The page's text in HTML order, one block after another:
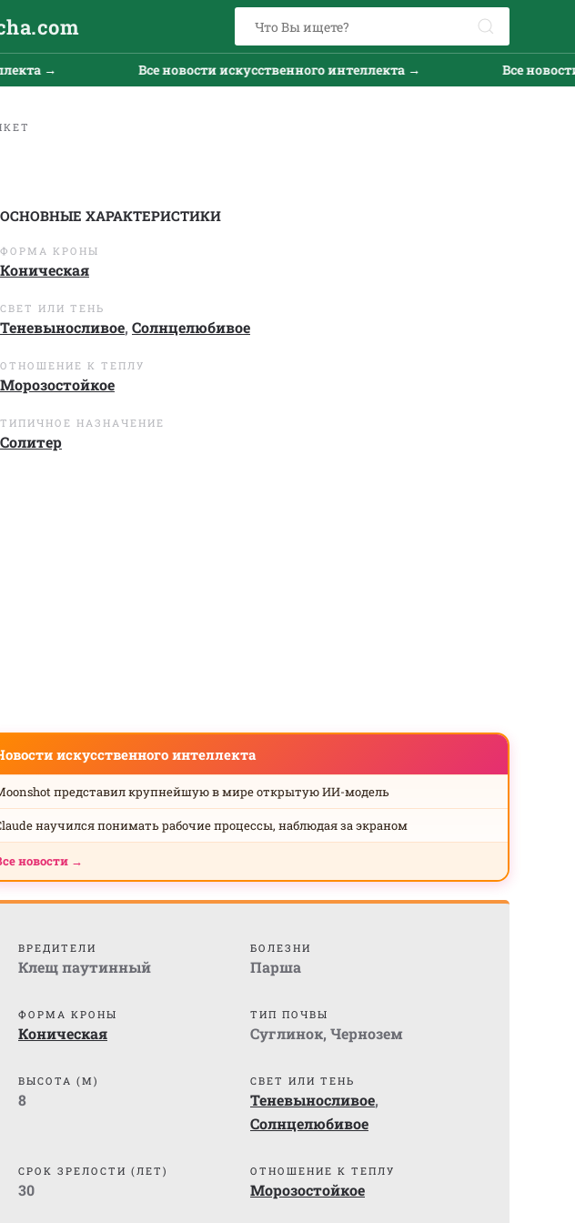
→ Все новости искусственного интеллекта → Все новости
ОСНОВНЫЕ ХАРАКТЕРИСТИКИ
ФОРМА КРОНЫ
Коническая
СВЕТ ИЛИ ТЕНЬ
Теневыносливое, Солнцелюбивое
ОТНОШЕНИЕ К ТЕПЛУ
Морозостойкое
ТИПИЧНОЕ НАЗНАЧЕНИЕ
Солитер
искусственного интеллекта
представил крупнейшую в мире открытую ИИ-модель
научился понимать рабочие процессы, наблюдая за экраном
новости →
ВРЕДИТЕЛИ
Клещ паутинный
БОЛЕЗНИ
Парша
ФОРМА КРОНЫ
Коническая
ТИП ПОЧВЫ
Суглинок, Чернозем
ВЫСОТА (М)
8
СВЕТ ИЛИ ТЕНЬ
Теневыносливое,
Солнцелюбивое
СРОК ЗРЕЛОСТИ (ЛЕТ)
30
ОТНОШЕНИЕ К ТЕПЛУ
Морозостойкое